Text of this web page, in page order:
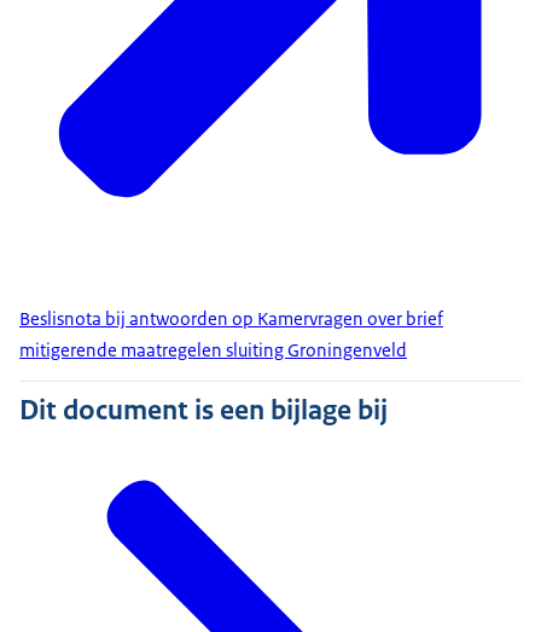
Beslisnota bij antwoorden op Kamervragen over brief
mitigerende maatregelen sluiting Groningenveld
Dit document is een bijlage bij